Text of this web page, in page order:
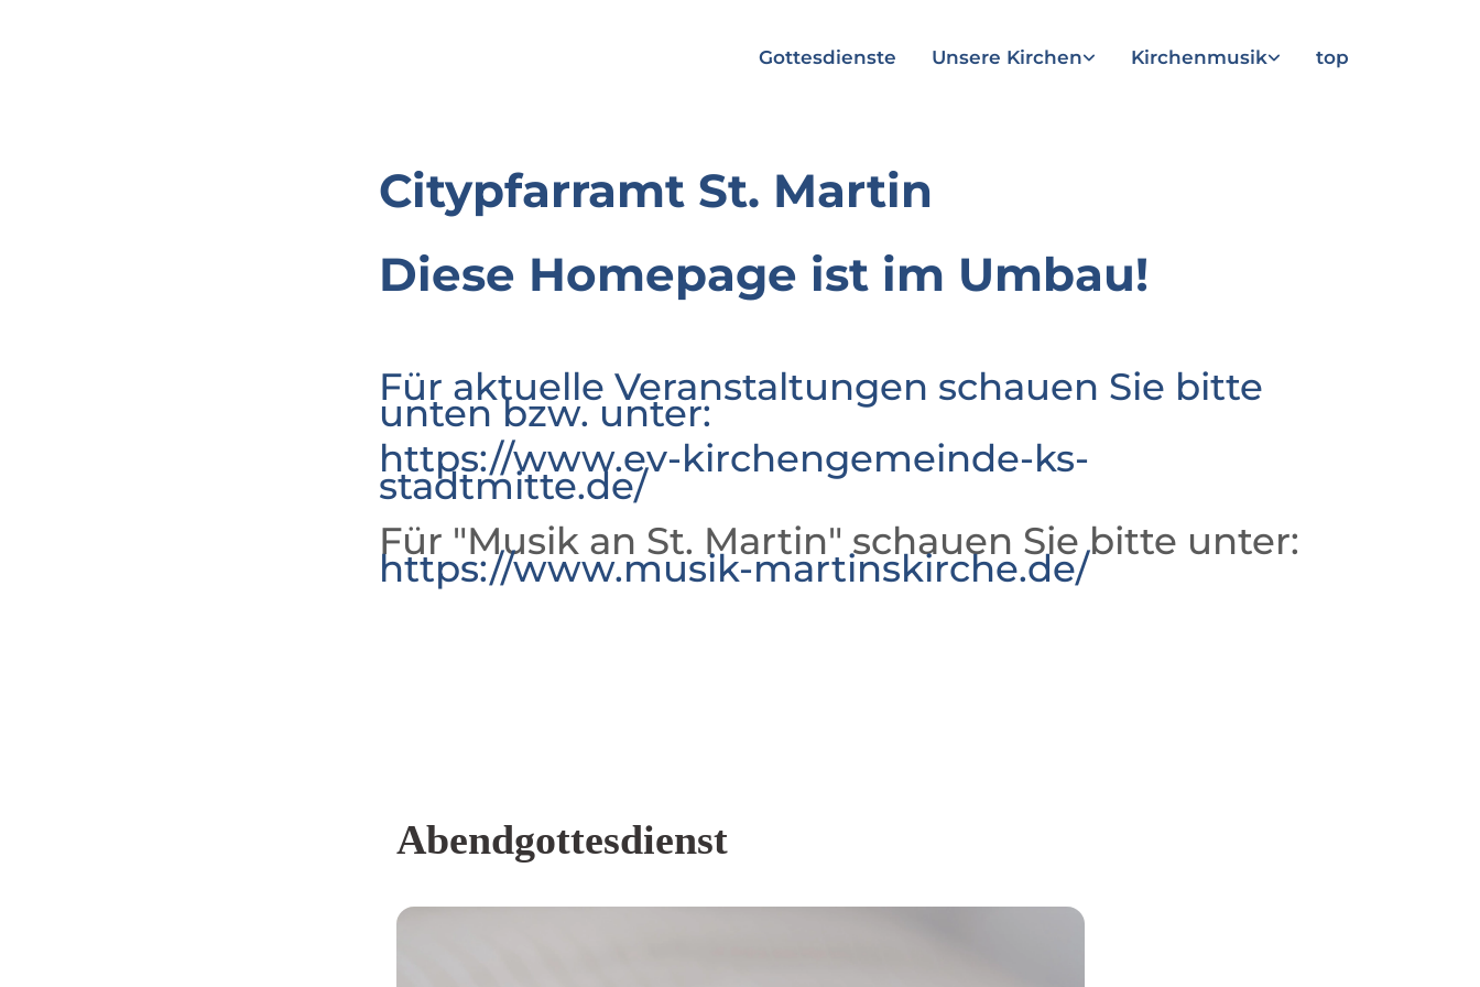
Gottesdienste Unsere Kirchen Kirchenmusik top
Citypfarramt St. Martin
Diese Homepage ist im Umbau!
Für aktuelle Veranstaltungen schauen Sie bitte
unten bzw. unter:
https://www.ev-kirchengemeinde-ks-
stadtmitte.de/
Für "Musik an St. Martin" schauen Sie bitte unter:
https://www.musik-martinskirche.de/
Abendgottesdienst